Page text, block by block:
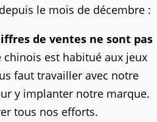
le mois de décembre :
de ventes ne sont pas
chinois est habitué aux jeux
faut travailler avec notre
y implanter notre marque.
tous nos efforts.